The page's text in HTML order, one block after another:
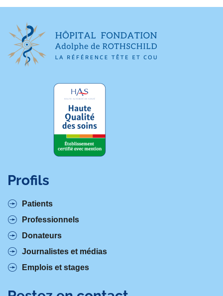
Profils
Patients
Professionnels
Donateurs
Journalistes et médias
Emplois et stages